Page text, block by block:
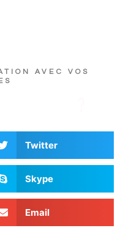
AVEC VOS
Twitter
Skype
Email